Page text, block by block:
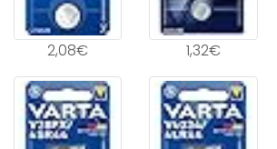
2,08€ 1,32€